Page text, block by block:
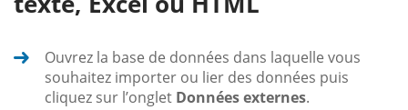
Ouvrez la base de données dans laquelle vous
souhaitez importer ou lier des données puis
cliquez sur l’onglet Données externes.